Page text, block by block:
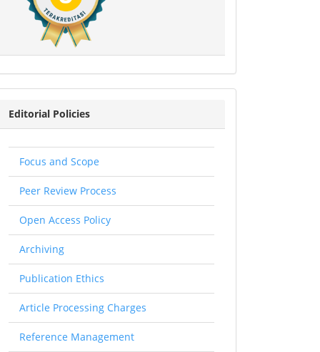
EP
Editorial Policies
Focus and Scope
Peer Review Process
Open Access Policy
Archiving
Publication Ethics
Article Processing Charges
Reference Management